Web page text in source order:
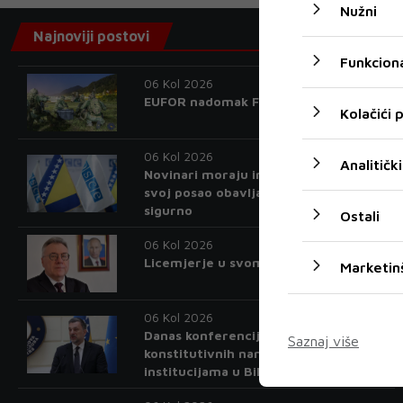
Nužni
Kolačići
Analitički
Ostali
Saznaj više
Najnoviji postovi
06 Kol 2026
EUFOR nadomak Foče izveo vježbu
06 Kol 2026
Novinari moraju imati mogućnost da
svoj posao obavljaju slobodno i
sigurno
06 Kol 2026
Licemjerje u svom punom sjaju
06 Kol 2026
Danas konferencija 'Položaj
konstitutivnih naroda i Ostalih u
institucijama u BiH'